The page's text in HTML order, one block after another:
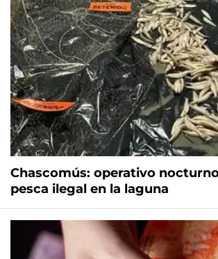
Chascomús: operativo
pesca ilegal en la laguna